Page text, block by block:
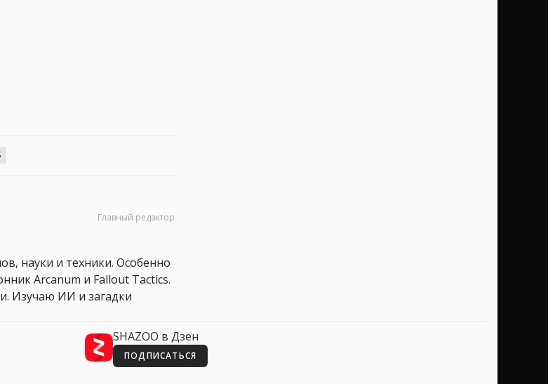
Главный редактор
науки и техники. Особенно
Arcanum и Fallout Tactics.
Изучаю ИИ и загадки
SHAZOO в Дзен
ПОДПИСАТЬСЯ